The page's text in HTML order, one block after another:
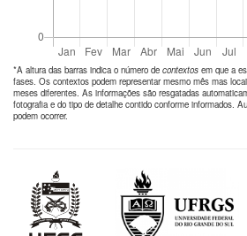
*A altura das barras indica o número de contextos em que a
fases. Os contextos podem representar mesmo mês mas
meses diferentes. As informações são resgatadas
fotografia e do tipo de detalhe contido conforme informados.
podem ocorrer.